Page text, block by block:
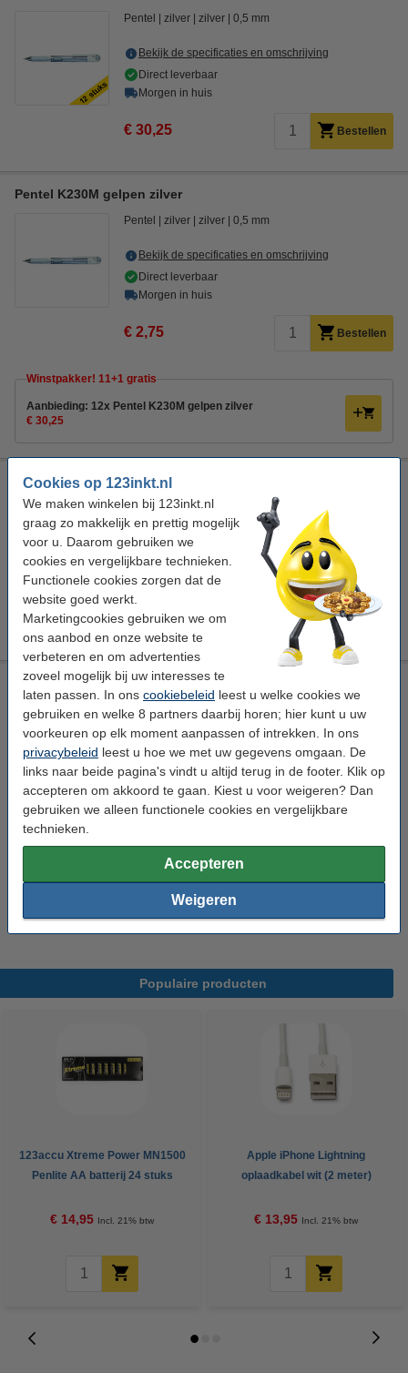
Cookies op 123inkt.nl
We maken winkelen bij 123inkt.nl
graag zo makkelijk en prettig mogelijk
voor u. Daarom gebruiken we
cookies en vergelijkbare technieken.
Functionele cookies zorgen dat de
website goed werkt.
Marketingcookies gebruiken we om
ons aanbod en onze website te
verbeteren en om advertenties
zoveel mogelijk bij uw interesses te
laten passen. In ons cookiebeleid leest u welke cookies we
gebruiken en welke 8 partners daarbij horen; hier kunt u uw
voorkeuren op elk moment aanpassen of intrekken. In ons
privacybeleid leest u hoe we met uw gegevens omgaan. De
links naar beide pagina's vindt u altijd terug in de footer. Klik op
accepteren om akkoord te gaan. Kiest u voor weigeren? Dan
gebruiken we alleen functionele cookies en vergelijkbare
technieken.
Accepteren
Weigeren
Pentel zilver zilver 0,5 mm
Bekijk de specificaties en omschrijving
Direct leverbaar
Morgen in huis
€ 30,25 Bestellen
Pentel K230M gelpen zilver
Pentel zilver zilver 0,5 mm
Bekijk de specificaties en omschrijving
Direct leverbaar
Morgen in huis
€ 2,75 Bestellen
Winstpakker! 11+1 gratis
Aanbieding: 12x Pentel K230M gelpen zilver
€ 30,25
Aanbieding: 12x Pentel K230M gelpen wit
Pentel wit wit 0,5 mm
Bekijk de specificaties en omschrijving
Direct leverbaar
Morgen in huis
€ 30,25 Bestellen
Pentel K230M gelpen wit
Pentel wit wit 0,5 mm
Bekijk de specificaties en omschrijving
Direct leverbaar
Morgen in huis
Aanbieding: 12x Pentel K230M gelpen wit
Populaire producten
123accu Xtreme Power MN1500
Penlite AA batterij 24 stuks
€ 14,95 Incl. 21% btw
Apple iPhone Lightning
oplaadkabel wit (2 meter)
€ 13,95 Incl. 21% btw